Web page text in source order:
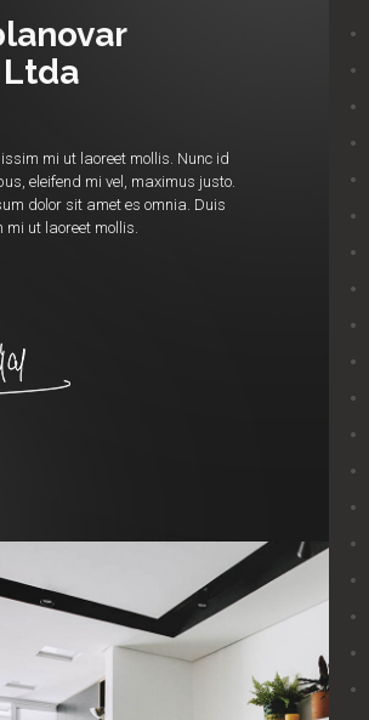
Ltda
mi ut laoreet mollis. Nunc id
eleifend mi vel, maximus justo.
dolor sit amet es omnia. Duis
mi ut laoreet mollis.